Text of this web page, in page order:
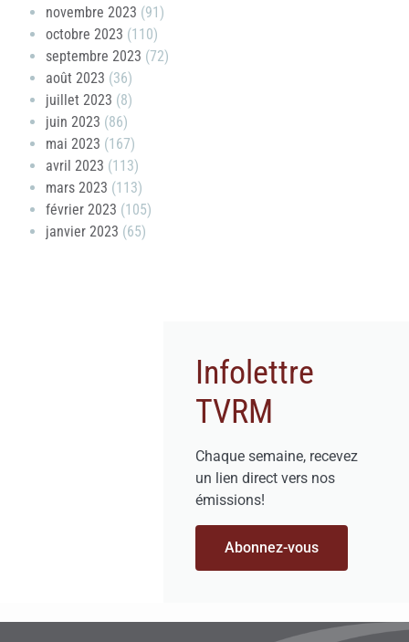
novembre 2023 (91)
octobre 2023 (110)
septembre 2023 (72)
août 2023 (36)
juillet 2023 (8)
juin 2023 (86)
mai 2023 (167)
avril 2023 (113)
mars 2023 (113)
février 2023 (105)
janvier 2023 (65)
Infolettre
TVRM
Chaque semaine, recevez
un lien direct vers nos
émissions!
Abonnez-vous